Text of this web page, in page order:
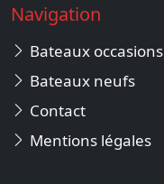
Navigation
Bateaux occasions
Bateaux neufs
Contact
Mentions légales